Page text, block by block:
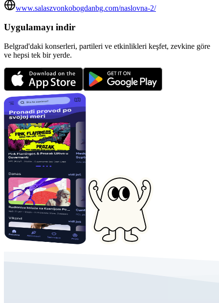
www.salaszvonkobogdanbg.com/naslovna-2/
Uygulamayı indir
Belgrad'daki konserleri, partileri ve etkinlikleri keşfet, zevkine göre
ve hepsi tek bir yerde.